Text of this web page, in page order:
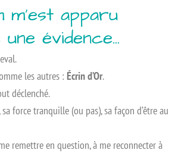
m'est apparu
évidence...
les autres : Écrin d’Or.
déclenché.
sa force tranquille (ou pas), sa façon d’être au
remettre en question, à me reconnecter à